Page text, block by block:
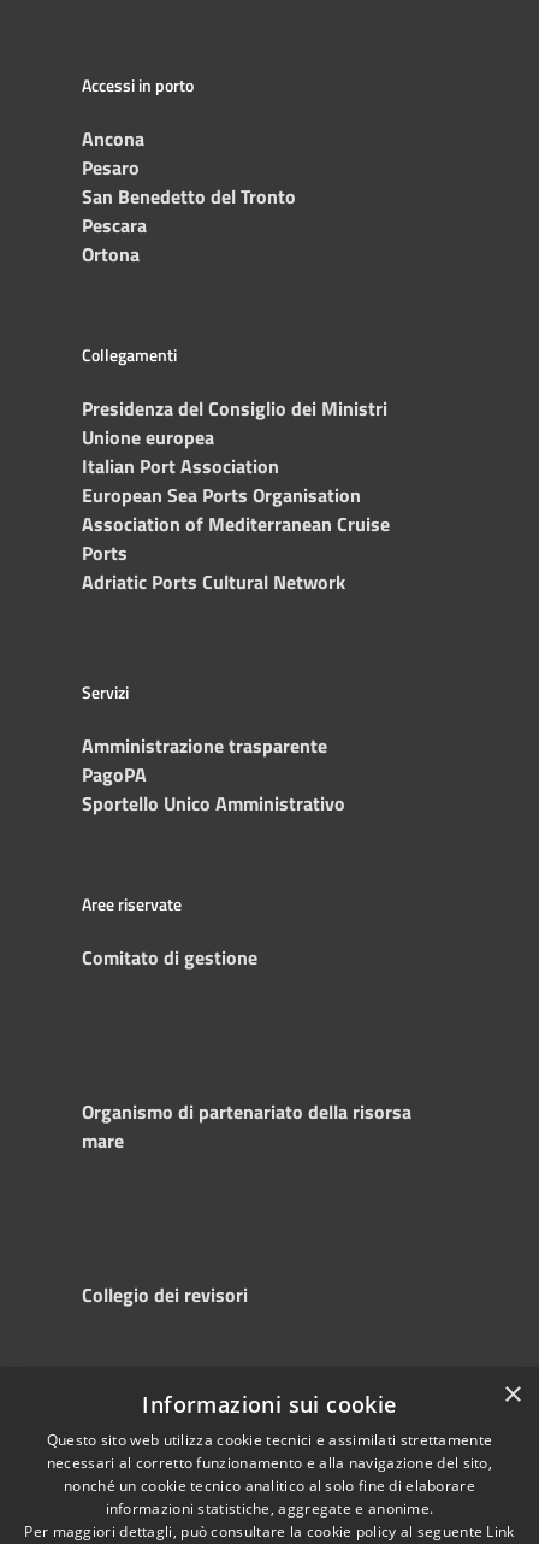
Accessi in porto
Ancona
Pesaro
San Benedetto del Tronto
Pescara
Ortona
Collegamenti
Presidenza del Consiglio dei Ministri
Unione europea
Italian Port Association
European Sea Ports Organisation
Association of Mediterranean Cruise
Ports
Adriatic Ports Cultural Network
Servizi
Amministrazione trasparente
PagoPA
Sportello Unico Amministrativo
Aree riservate
Comitato di gestione
Organismo di partenariato della risorsa
mare
Collegio dei revisori
Accessibility
Privacy
Cookie
Sitemap
Copyright © 2025
Autorità di
Sistema Portuale
del Mare Adriatico
Centrale
×
Informazioni sui cookie
Questo sito web utilizza cookie tecnici e assimilati strettamente
necessari al corretto funzionamento e alla navigazione del sito,
nonché un cookie tecnico analitico al solo fine di elaborare
informazioni statistiche, aggregate e anonime.
Per maggiori dettagli, può consultare la cookie policy al seguente Link